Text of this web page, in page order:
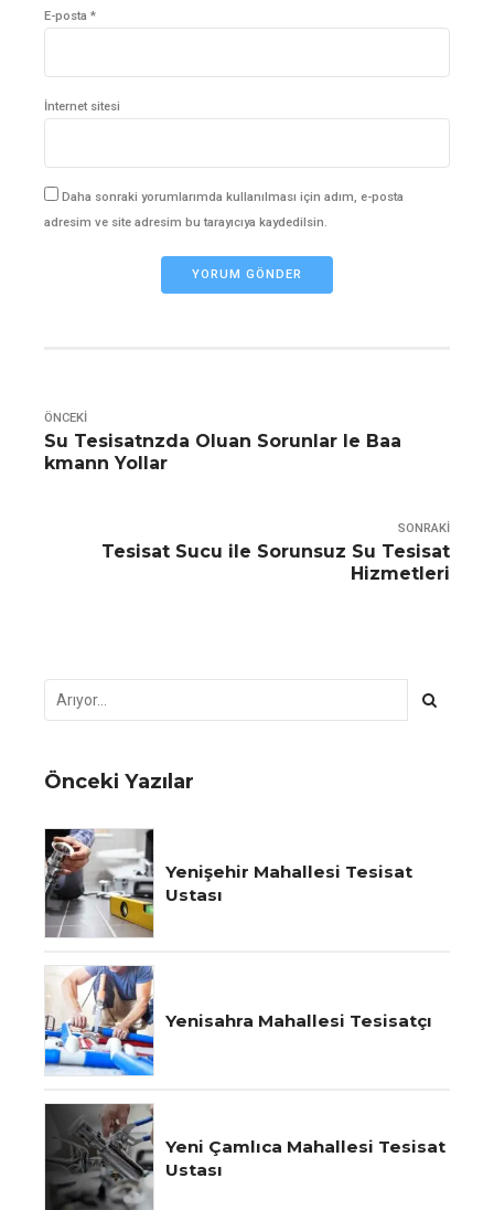
E-posta *
İnternet sitesi
Daha sonraki yorumlarımda kullanılması için adım, e-posta
adresim ve site adresim bu tarayıcıya kaydedilsin.
YORUM GÖNDER
ÖNCEKI
Su Tesisatnzda Oluan Sorunlar le Baa
kmann Yollar
SONRAKI
Tesisat Sucu ile Sorunsuz Su Tesisat
Hizmetleri
Önceki Yazılar
Yenişehir Mahallesi Tesisat
Ustası
Yenisahra Mahallesi Tesisatçı
Yeni Çamlıca Mahallesi Tesisat
Ustası